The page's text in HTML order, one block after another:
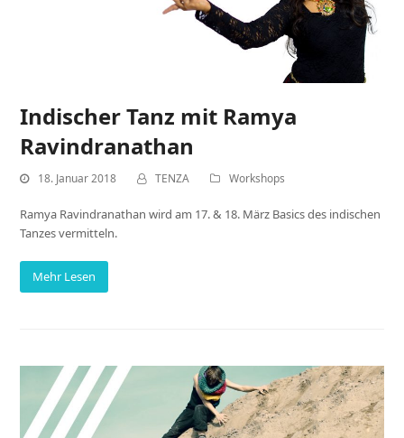
Indischer Tanz mit Ramya
Ravindranathan
18. Januar 2018 TENZA Workshops
Ramya Ravindranathan wird am 17. & 18. März Basics des indischen
Tanzes vermitteln.
Mehr Lesen